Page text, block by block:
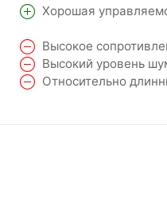
Хорошая
Высокое
Высокий уровень
Относительно